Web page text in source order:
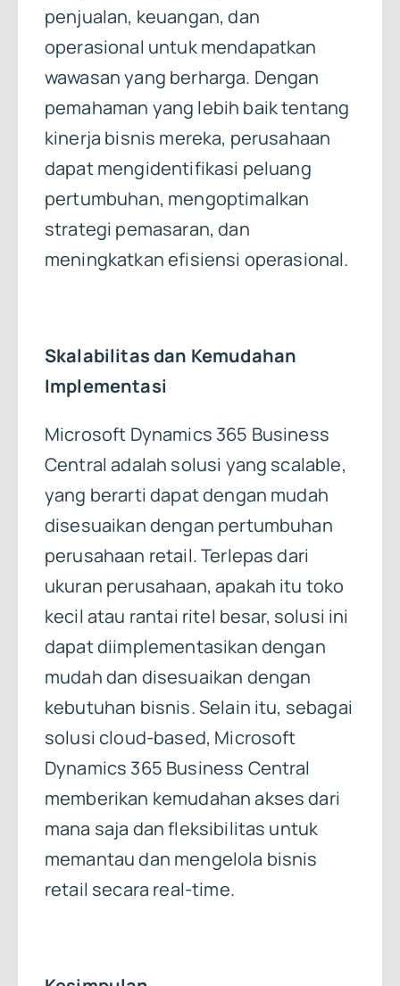
penjualan, keuangan, dan
operasional untuk mendapatkan
wawasan yang berharga. Dengan
pemahaman yang lebih baik tentang
kinerja bisnis mereka, perusahaan
dapat mengidentifikasi peluang
pertumbuhan, mengoptimalkan
strategi pemasaran, dan
meningkatkan efisiensi operasional.
Skalabilitas dan Kemudahan
Implementasi
Microsoft Dynamics 365 Business
Central adalah solusi yang scalable,
yang berarti dapat dengan mudah
disesuaikan dengan pertumbuhan
perusahaan retail. Terlepas dari
ukuran perusahaan, apakah itu toko
kecil atau rantai ritel besar, solusi ini
dapat diimplementasikan dengan
mudah dan disesuaikan dengan
kebutuhan bisnis. Selain itu, sebagai
solusi cloud-based, Microsoft
Dynamics 365 Business Central
memberikan kemudahan akses dari
mana saja dan fleksibilitas untuk
memantau dan mengelola bisnis
retail secara real-time.